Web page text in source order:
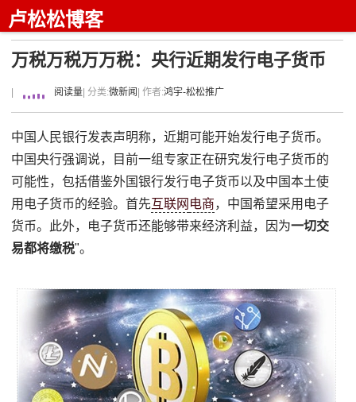
卢松松博客
万税万税万万税：央行近期发行电子货币
阅读量 | 分类:微新闻 | 作者:鸿宇-松松推广
中国人民银行发表声明称，近期可能开始发行电子货币。
中国央行强调说，目前一组专家正在研究发行电子货币的
可能性，包括借鉴外国银行发行电子货币以及中国本土使
用电子货币的经验。首先互联网 电商，中国希望采用电子
货币。此外，电子货币还能够带来经济利益，因为一切交
易都将缴税"。